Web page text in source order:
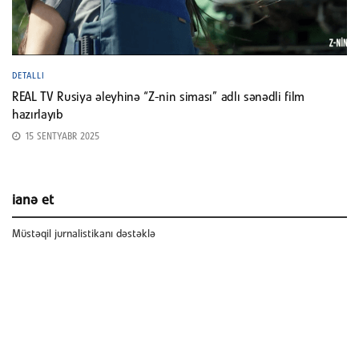
DETALLI
REAL TV Rusiya əleyhinə “Z-nin siması” adlı sənədli film
hazırlayıb
15 SENTYABR 2025
ianə et
Müstəqil jurnalistikanı dəstəklə